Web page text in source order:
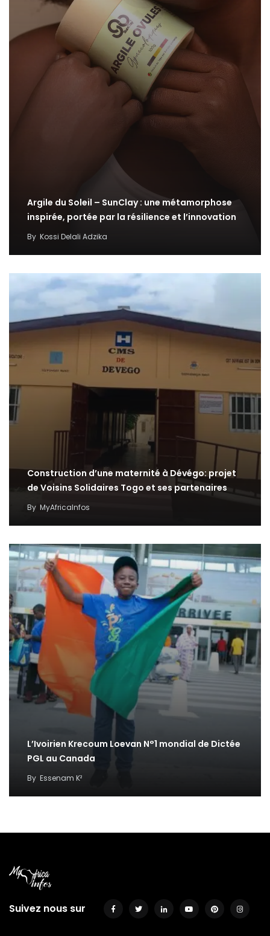
Argile du Soleil – SunClay : une métamorphose
inspirée, portée par la résilience et l’innovation
By Kossi Delali Adzika
Construction d’une maternité à Dévégo: projet
de Voisins Solidaires Togo et ses partenaires
By MyAfricaInfos
L’Ivoirien Krecoum Loevan N°1 mondial de Dictée
PGL au Canada
By Essenam K²
Suivez nous sur